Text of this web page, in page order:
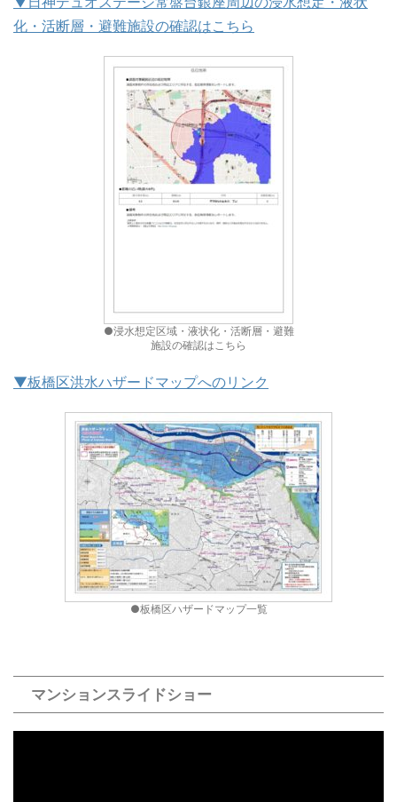
化・活断層・避難施設の確認はこちら
●浸水想定区域・液状化・活断層・避難
施設の確認はこちら
▼板橋区洪水ハザードマップへのリンク
●板橋区ハザードマップ一覧
マンションスライドショー